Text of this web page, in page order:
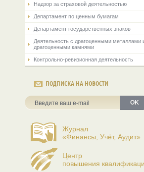
Надзор за страховой деятельностью
Департамент по ценным бумагам
Департамент государственных знаков
Деятельность с драгоценными металлами
драгоценными камнями
Контрольно-ревизионная деятельность
ПОДПИСКА НА НОВОСТИ
OK
Журнал
«Финансы, Учёт, Аудит»
Центр
повышения